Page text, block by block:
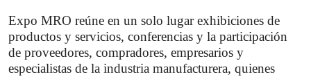
Expo MRO reúne en un solo lugar exhibiciones de
productos y servicios, conferencias y la participación
de proveedores, compradores, empresarios y
especialistas de la industria manufacturera, quienes